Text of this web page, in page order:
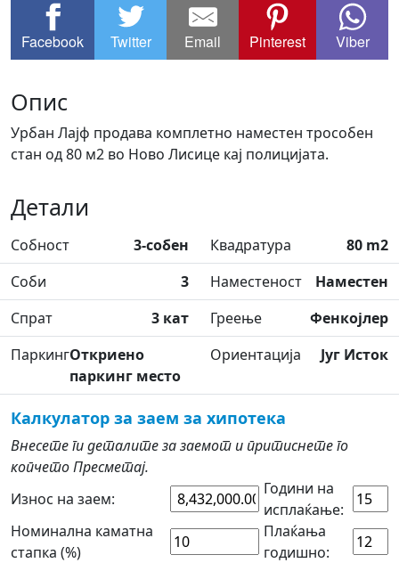
Facebook Twitter Email Pinterest Viber
Опис
Урбан Лајф продава комплетно наместен трособен
стан од 80 м2 во Ново Лисице кај полицијата.
Детали
Собност 3-собен Квадратура
80 m2
Соби
3 Наместеност
Наместен
Спрат
3 кат Греење
Фенкојлер
ПаркингОткриено
паркинг место
Ориентација Југ Исток
Калкулатор за заем за хипотека
Внесете ги деталите за заемот и притиснете го
копчето Пресметај.
Износ на заем:
Години на
исплаќање:
Номинална каматна
стапка (%)
Плаќања
годишно: